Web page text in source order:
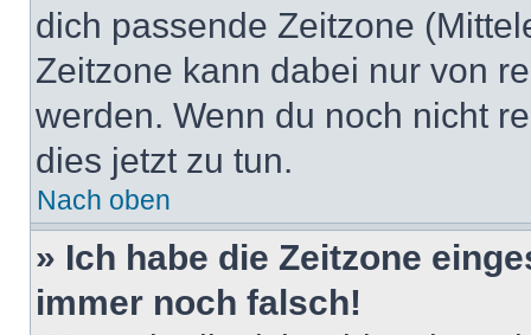
dich passende Zeitzone
Zeitzone kann dabei nur von
werden. Wenn du noch nicht
dies jetzt zu tun.
Nach oben
» Ich habe die Zeitzone
immer noch falsch!